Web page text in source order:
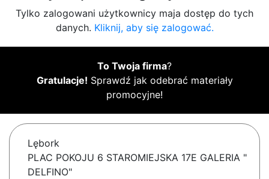
Tylko zalogowani użytkownicy maja dostęp do tych
danych. Kliknij, aby się zalogować.
To Twoja firma?
Gratulacje! Sprawdź jak odebrać materiały
promocyjne!
Lębork
PLAC POKOJU 6 STAROMIEJSKA 17E GALERIA "
DELFINO"